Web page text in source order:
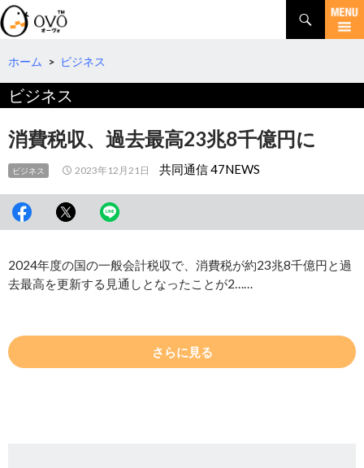
検
索
コ
テ
へ
移
動
ホーム > ビジネス
ビジネス
消費税収、過去最高23兆8千億円に
ビジネス 2023年12月21日 共同通信 47NEWS
2024年度の国の一般会計税収で、消費税が約23兆8千億円と過
去最高を更新する見通しとなったことが2……
さらに見る